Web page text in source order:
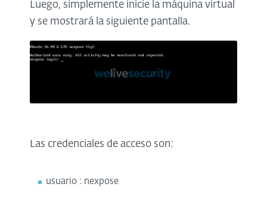
Luego, simplemente inicie la máquina virtual
y se mostrará la siguiente pantalla.
Las credenciales de acceso son:
usuario : nexpose